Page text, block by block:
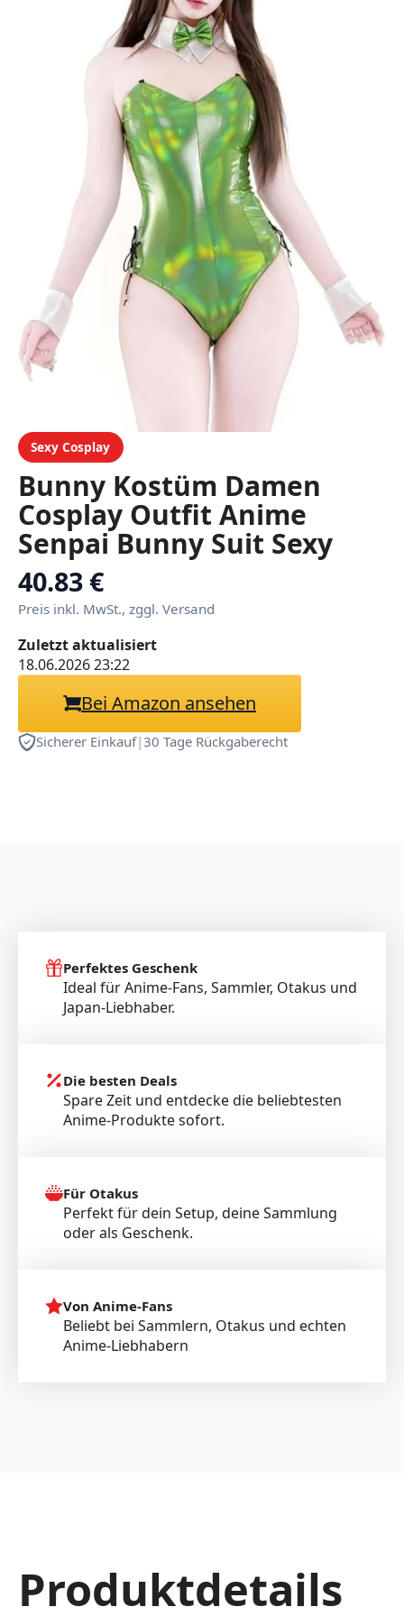
Sexy Cosplay
Bunny Kostüm Damen
Cosplay Outfit Anime
Senpai Bunny Suit Sexy
Einteiler mit Hasenohren
für Karneval, Party,
Ostern, Anime-Events
40.83 €
Preis inkl. MwSt., zggl. Versand
Zuletzt aktualisiert
18.06.2026 23:22
Bei Amazon ansehen
Sicherer Einkauf|30 Tage Rückgaberecht
Perfektes Geschenk
Ideal für Anime-Fans, Sammler, Otakus und
Japan-Liebhaber.
Die besten Deals
Spare Zeit und entdecke die beliebtesten
Anime-Produkte sofort.
Für Otakus
Perfekt für dein Setup, deine Sammlung
oder als Geschenk.
Von Anime-Fans
Beliebt bei Sammlern, Otakus und echten
Anime-Liebhabern
Produktdetails